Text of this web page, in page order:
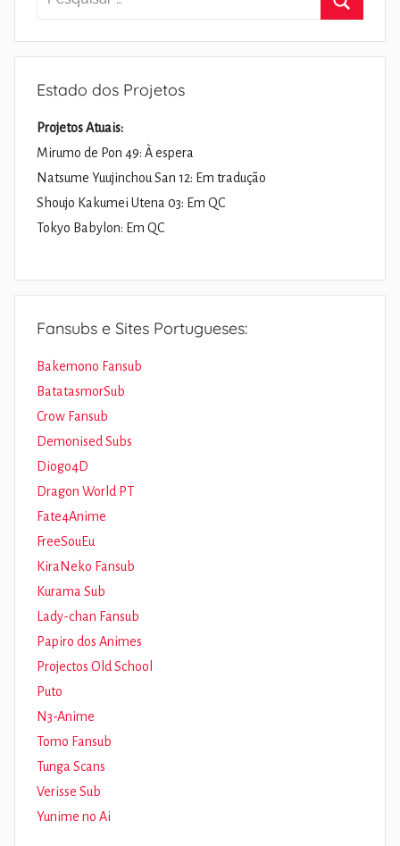
Estado dos Projetos
Projetos Atuais:
Mirumo de Pon 49: À espera
Natsume Yuujinchou San 12: Em tradução
Shoujo Kakumei Utena 03: Em QC
Tokyo Babylon: Em QC
Fansubs e Sites Portugueses:
Bakemono Fansub
BatatasmorSub
Crow Fansub
Demonised Subs
Diogo4D
Dragon World PT
Fate4Anime
FreeSouEu
KiraNeko Fansub
Kurama Sub
Lady-chan Fansub
Papiro dos Animes
Projectos Old School
Puto
N3-Anime
Tomo Fansub
Tunga Scans
Verisse Sub
Yunime no Ai